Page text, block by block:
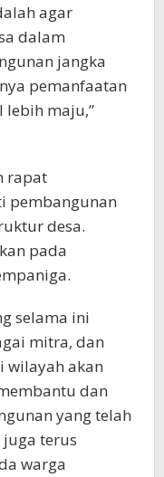
agar
dalam
jangka
pemanfaatan
lebih maju,”
rapat
pembangunan
desa.
pada
selama ini
mitra, dan
wilayah akan
dan
yang telah
juga terus
warga